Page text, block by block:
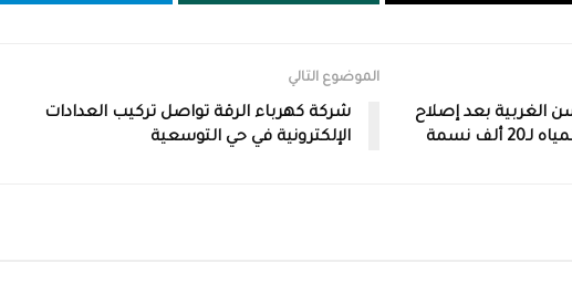
بعد إصلاح
نسمة
الموضوع التالي
شركة كهرباء الرقة تواصل تركيب العدادات
الإلكترونية في حي التوسعية